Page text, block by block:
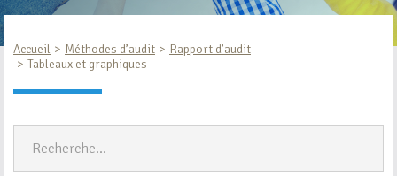
Accueil Méthodes d’audit
Rapport d’audit
Tableaux et graphiques